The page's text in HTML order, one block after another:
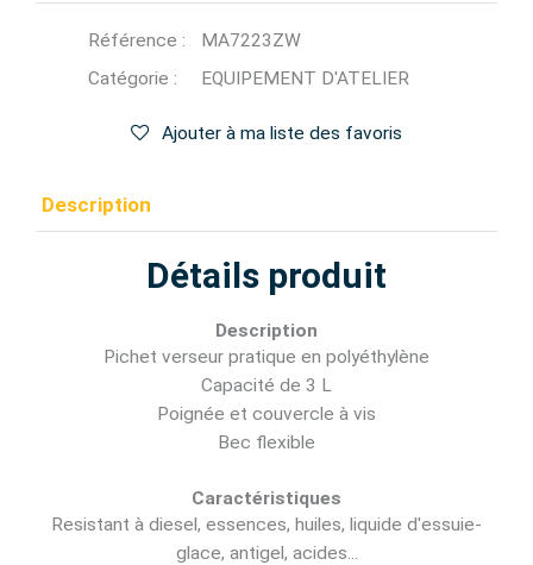
Référence :
MA7223ZW
Catégorie :
EQUIPEMENT D'ATELIER
Ajouter à ma liste des favoris
Description
Détails produit
Description
Pichet verseur pratique en polyéthylène
Capacité de 3 L
Poignée et couvercle à vis
Bec flexible
Caractéristiques
Resistant à diesel, essences, huiles, liquide d'essuie-
glace, antigel, acides...